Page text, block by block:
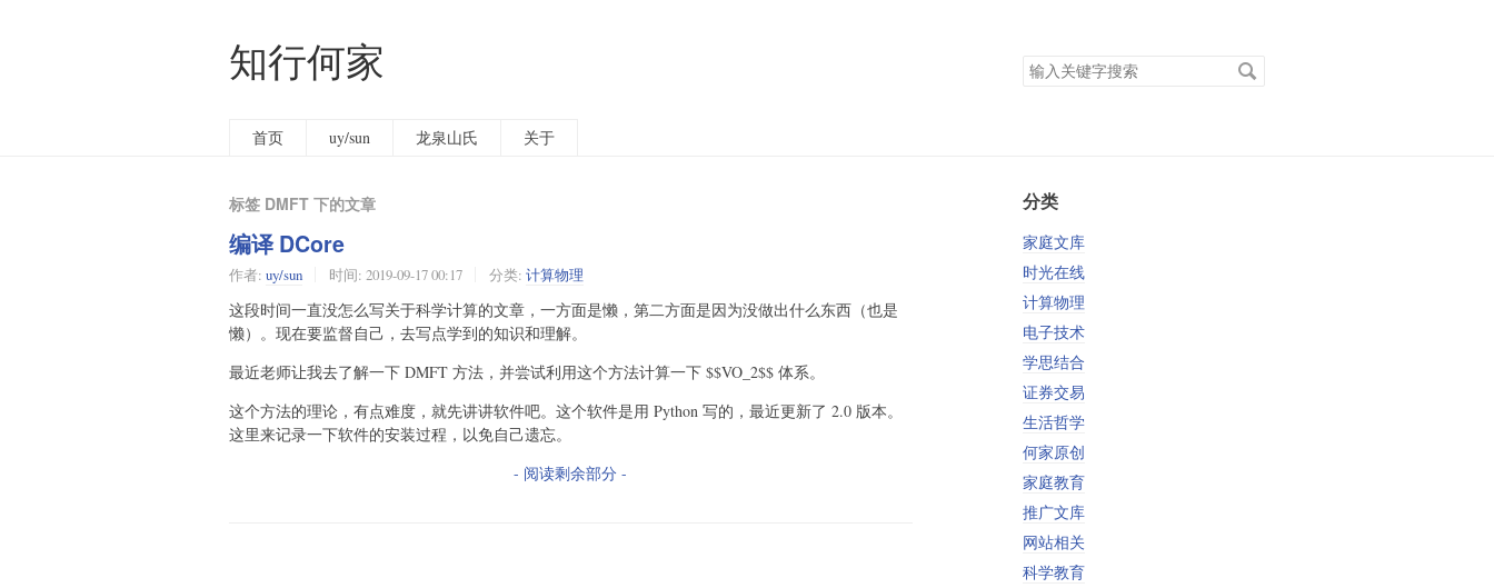
知行何家
搜
索
首页 uy/sun 龙泉山氏 关于
标签 DMFT 下的文章
编译 DCore
作者: uy/sun 时间: 2019-09-17 00:17 分类: 计算物理
这段时间一直没怎么写关于科学计算的文章，一方面是懒，第二方面是因为没做出什么东西（也是
懒）。现在要监督自己，去写点学到的知识和理解。
最近老师让我去了解一下 DMFT 方法，并尝试利用这个方法计算一下 $$VO_2$$ 体系。
这个方法的理论，有点难度，就先讲讲软件吧。这个软件是用 Python 写的，最近更新了 2.0 版本。
这里来记录一下软件的安装过程，以免自己遗忘。
- 阅读剩余部分 -
分类
家庭文库
时光在线
计算物理
电子技术
学思结合
证券交易
生活哲学
何家原创
家庭教育
推广文库
网站相关
科学教育